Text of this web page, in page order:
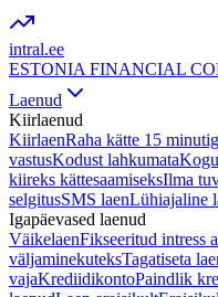
intral.ee
ESTONIA FINANCIAL
Laenud
Kiirlaenud
KiirlaenRaha kätte 15
vastusKodust lahkumata
kiireks kättesaamiseksIlma
selgitusSMS laenLühiajaline
Igapäevased laenud
VäikelaenFikseeritud intress
väljaminekuteksTagatiseta
vajaKrediidikontoPaindlik